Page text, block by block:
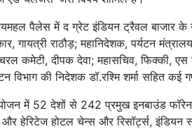
पैलेस में द ग्रेट इंडियन ट्रैवल बाजार
गायत्री राठौड़; महानिदेशक, पर्यटन
कमेटी, दीपक देवा; महासचिव, फिक्की, एस
विभाग की निदेशक डॉ.रश्मि शर्मा सहित कई
में 52 देशों से 242 प्रमुख इनबाउंड फॉरेन
हेरिटेज होटल चेन्स और रिसॉर्ट्स, इंडियन